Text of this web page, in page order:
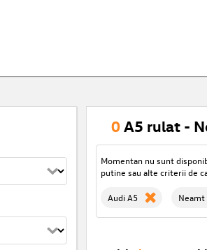
0 A5 rulat -
Momentan nu sunt
putine sau alte criterii de
Audi A5 Neamt